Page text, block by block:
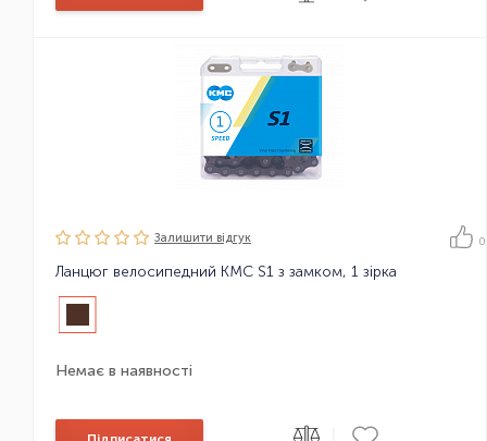
Залишити вiдгук 0
Ланцюг велосипедний KMC S1 з замком, 1 зірка
Немає в наявності